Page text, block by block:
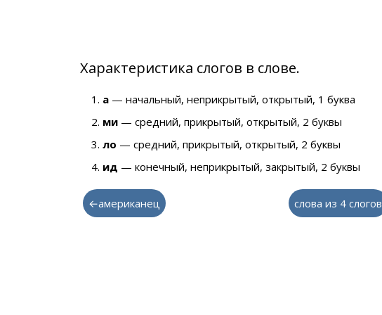
Характеристика слогов в слове.
а — начальный, неприкрытый, открытый, 1 буква
ми — средний, прикрытый, открытый, 2 буквы
ло — средний, прикрытый, открытый, 2 буквы
ид — конечный, неприкрытый, закрытый, 2 буквы
←американец слова из 4 слогов